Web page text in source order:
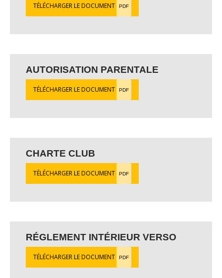
TÉLÉCHARGER LE DOCUMENT PDF
AUTORISATION PARENTALE
TÉLÉCHARGER LE DOCUMENT PDF
CHARTE CLUB
TÉLÉCHARGER LE DOCUMENT PDF
RÉGLEMENT INTÉRIEUR VERSO
TÉLÉCHARGER LE DOCUMENT PDF